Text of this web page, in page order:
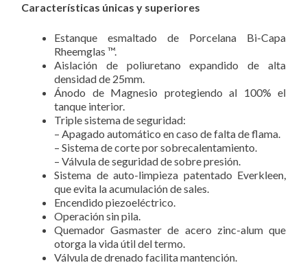
Características únicas y superiores
Estanque esmaltado de Porcelana Bi-Capa
Rheemglas ™.
Aislación de poliuretano expandido de alta
densidad de 25mm.
Ánodo de Magnesio protegiendo al 100% el
tanque interior.
Triple sistema de seguridad:
– Apagado automático en caso de falta de flama.
– Sistema de corte por sobrecalentamiento.
– Válvula de seguridad de sobre presión.
Sistema de auto-limpieza patentado Everkleen,
que evita la acumulación de sales.
Encendido piezoeléctrico.
Operación sin pila.
Quemador Gasmaster de acero zinc-alum que
otorga la vida útil del termo.
Válvula de drenado facilita mantención.